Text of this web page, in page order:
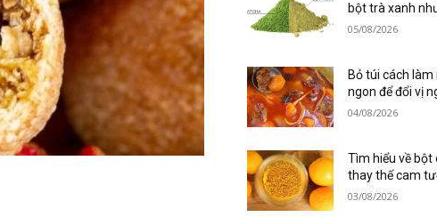
bột trà xanh
05/08/2026
Bỏ túi cách
ngon để đổi vị
04/08/2026
Tìm hiểu về bột
thay thế cam
03/08/2026